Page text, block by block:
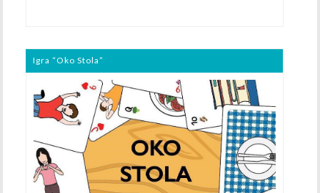
Igra “Oko Stola”